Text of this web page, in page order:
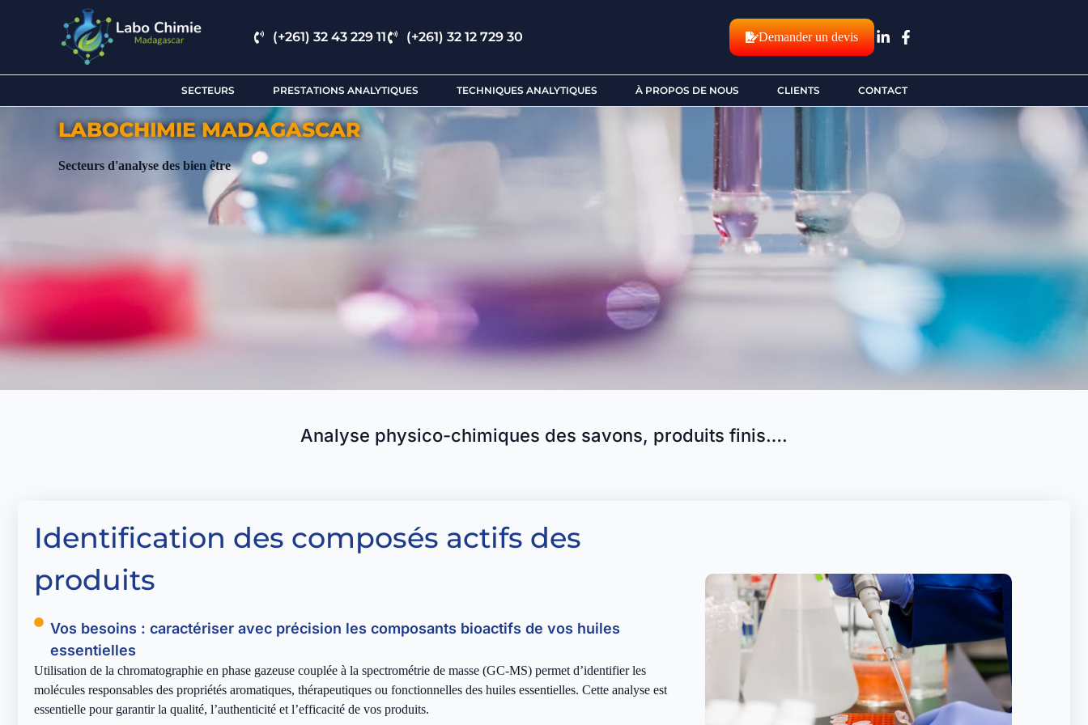
(+261) 32 43 229 11 (+261) 32 12 729 30 Demander un devis
SECTEURS PRESTATIONS ANALYTIQUES TECHNIQUES ANALYTIQUES À PROPOS DE NOUS CLIENTS CONTACT
LABOCHIMIE MADAGASCAR
Secteurs d'analyse des bien être
Analyse physico-chimiques des savons, produits finis….
Identification des composés actifs des
produits
Vos besoins : caractériser avec précision les composants bioactifs de vos huiles
essentielles
Utilisation de la chromatographie en phase gazeuse couplée à la spectrométrie de masse (GC-MS) permet d’identifier les
molécules responsables des propriétés aromatiques, thérapeutiques ou fonctionnelles des huiles essentielles. Cette analyse est
essentielle pour garantir la qualité, l’authenticité et l’efficacité de vos produits.